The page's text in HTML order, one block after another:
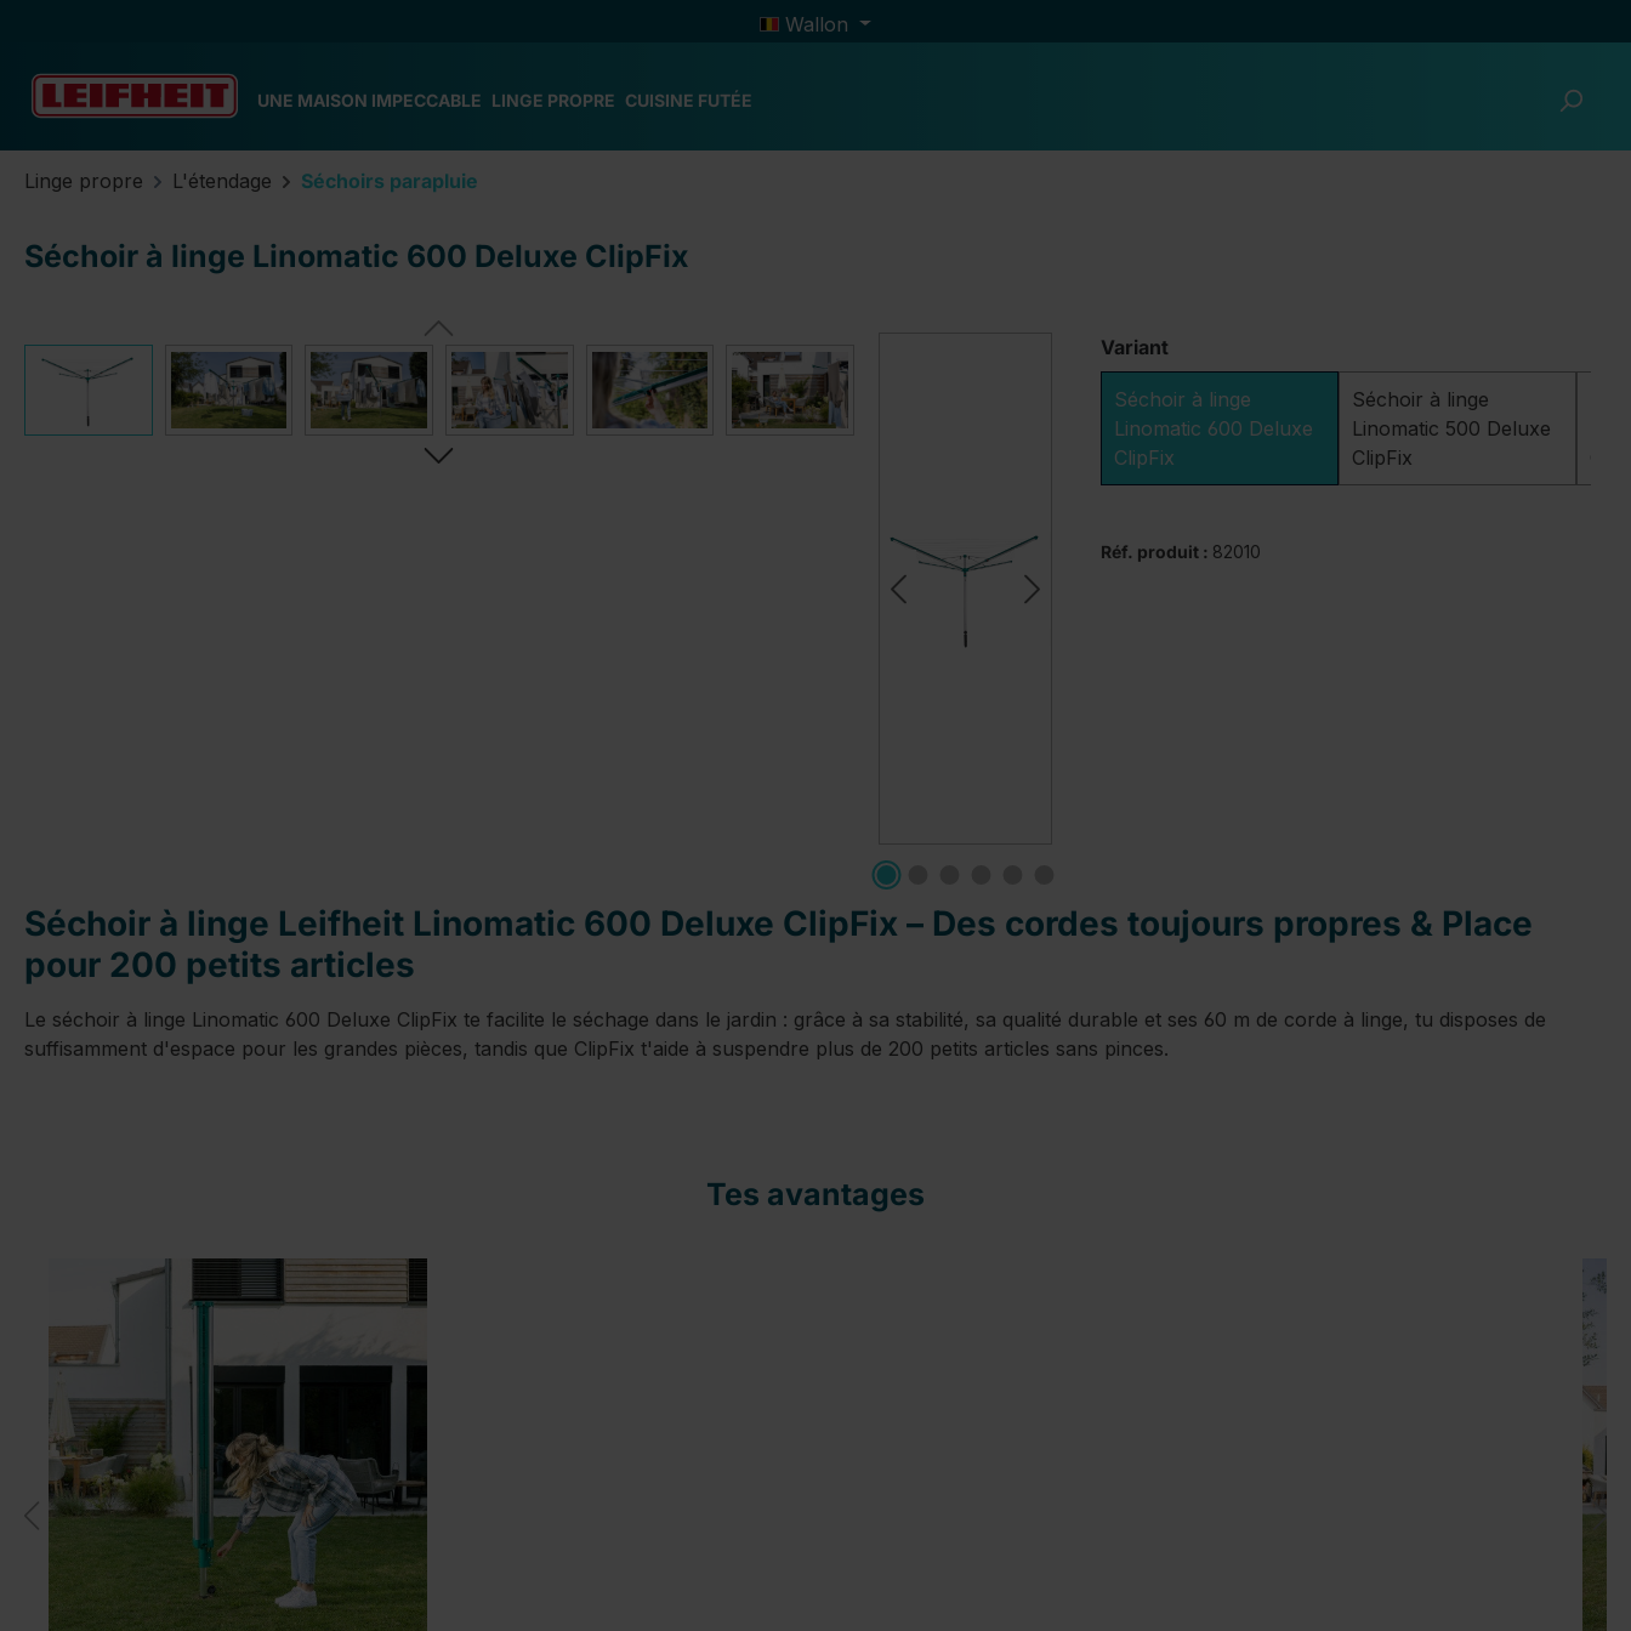
Wallon
UNE MAISON IMPECCABLE LINGE PROPRE CUISINE FUTÉE
Linge propre L'étendage Séchoirs parapluie
Séchoir à linge Linomatic 600 Deluxe ClipFix
Variant
Séchoir à linge
Linomatic 600 Deluxe
ClipFix
Séchoir à linge
Linomatic 500 Deluxe
ClipFix
Réf. produit : 82010
Séchoir à linge Leifheit Linomatic 600 Deluxe ClipFix – Des cordes toujours propres & Place
pour 200 petits articles
Le séchoir à linge Linomatic 600 Deluxe ClipFix te facilite le séchage dans le jardin : grâce à sa stabilité, sa qualité durable et ses 60 m de corde à linge, tu disposes de
suffisamment d'espace pour les grandes pièces, tandis que ClipFix t'aide à suspendre plus de 200 petits articles sans pinces.
Tes avantages